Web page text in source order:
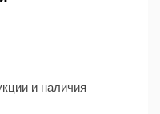
и наличия